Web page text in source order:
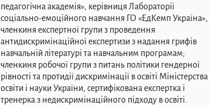
педагогічна академія», керівниця Лабораторії
соціально-емоційного навчання ГО «ЕдКемп Україна»,
членкиня експертної групи з проведення
антидискримінаційної експертизи з надання грифів
навчальній літературі та навчальним програмам;
членкиня робочої групи з питань політики гендерної
рівності та протидії дискримінації в освіті Міністерства
освіти і науки України, сертифікована експертка і
тренерка з недискримінаційного підходу в освіті.